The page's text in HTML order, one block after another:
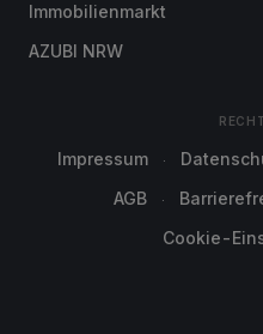
Immobilienmarkt
AZUBI NRW
Impressum
AGB
Cookie-